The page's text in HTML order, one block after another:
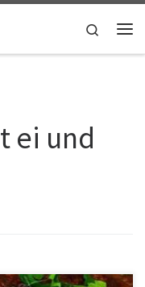
Search
ei und